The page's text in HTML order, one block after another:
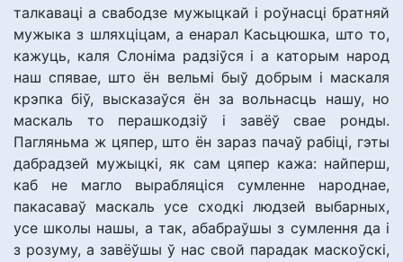
талкаваці а свабодзе мужыцкай і роўнасці братняй
мужыка з шляхціцам, а енарал Касьцюшка, што то,
кажуць, каля Слоніма радзіўся і а каторым народ
наш спявае, што ён вельмі быў добрым і маскаля
крэпка біў, высказаўся ён за вольнасць нашу, но
маскаль то перашкодзіў і завёў свае ронды.
Пагляньма ж цяпер, што ён зараз пачаў рабіці, гэты
дабрадзей мужыцкі, як сам цяпер кажа: найперш,
каб не магло вырабляціся сумленне народнае,
пакасаваў маскаль усе сходкі людзей выбарных,
усе школы нашы, а так, абабраўшы з сумлення да і
з розуму, а завёўшы ў нас свой парадак маскоўскі,